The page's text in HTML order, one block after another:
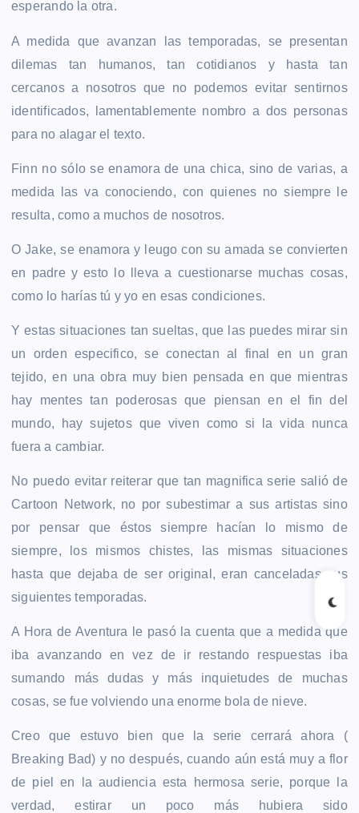
esperando la otra.
A medida que avanzan las temporadas, se presentan
dilemas tan humanos, tan cotidianos y hasta tan
cercanos a nosotros que no podemos evitar sentirnos
identificados, lamentablemente nombro a dos personas
para no alagar el texto.
Finn no sólo se enamora de una chica, sino de varias, a
medida las va conociendo, con quienes no siempre le
resulta, como a muchos de nosotros.
O Jake, se enamora y leugo con su amada se convierten
en padre y esto lo lleva a cuestionarse muchas cosas,
como lo harías tú y yo en esas condiciones.
Y estas situaciones tan sueltas, que las puedes mirar sin
un orden especifico, se conectan al final en un gran
tejido, en una obra muy bien pensada en que mientras
hay mentes tan poderosas que piensan en el fin del
mundo, hay sujetos que viven como si la vida nunca
fuera a cambiar.
No puedo evitar reiterar que tan magnifica serie salió de
Cartoon Network, no por subestimar a sus artistas sino
por pensar que éstos siempre hacían lo mismo de
siempre, los mismos chistes, las mismas situaciones
hasta que dejaba de ser original, eran canceladas sus
siguientes temporadas.
A Hora de Aventura le pasó la cuenta que a medida que
iba avanzando en vez de ir restando respuestas iba
sumando más dudas y más inquietudes de muchas
cosas, se fue volviendo una enorme bola de nieve.
Creo que estuvo bien que la serie cerrará ahora (
Breaking Bad) y no después, cuando aún está muy a flor
de piel en la audiencia esta hermosa serie, porque la
verdad, estirar un poco más hubiera sido